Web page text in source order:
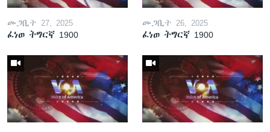
መጋቢት 27, 2025
ፈነወ ትግርኛ 1900
መጋቢት 26, 2025
ፈነወ ትግርኛ 1900